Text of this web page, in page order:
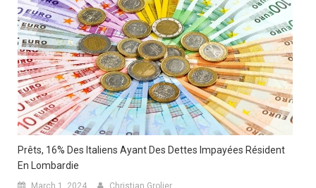
Prêts, 16% Des Italiens Ayant Des Dettes Impayées Résident
En Lombardie
March 1, 2024 Christian Grolier